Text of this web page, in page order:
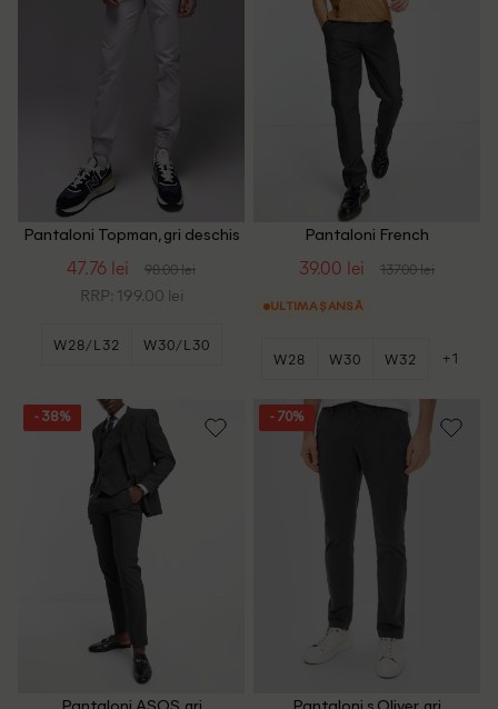
Pantaloni Topman, gri deschis
47.76 lei 98.00 lei
RRP: 199.00 lei
W28/L32 W30/L30
Pantaloni French
39.00 lei 137.00 lei
ULTIMA ȘANSĂ
W28 W30 W32 +1
- 38% - 70%